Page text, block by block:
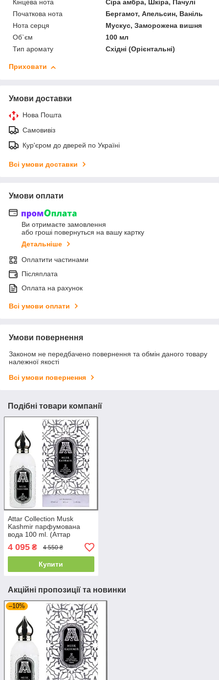
Кінцева нота
Сіра амбра, Шкіра, Пачулі
Початкова нота
Бергамот, Апельсин, Ваніль
Нота серця
Мускус, Заморожена вишня
Об`єм
100 мл
Тип аромату
Східні (Орієнтальні)
Приховати
Умови доставки
Нова Пошта
Самовивіз
Кур'єром до дверей по Україні
Всі умови доставки
Умови оплати
Ви отримаєте замовлення
або гроші повернуться на вашу картку
Детальніше
Оплатити частинами
Післяплата
Оплата на рахунок
Всі умови оплати
Умови повернення
Законом не передбачено повернення та обмін даного товару
належної якості
Всі умови повернення
Подібні товари компанії
Attar Collection Musk
Kashmir парфумована
вода 100 ml. (Аттар
Колекшн Маск Кашмір)
4 095 ₴ 4 550 ₴
Купити
Акційні пропозиції та новинки
–10%